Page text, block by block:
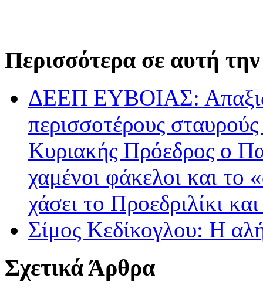
Περισσότερα σε αυτή
ΔΕΕΠ ΕΥΒΟΙΑΣ:
περισσοτέρους
Κυριακής Πρόεδρος ο
χαμένοι φάκελοι και το
χάσει το Προεδριλίκι
Σίμος Κεδίκογλου: Η
Σχετικά Άρθρα